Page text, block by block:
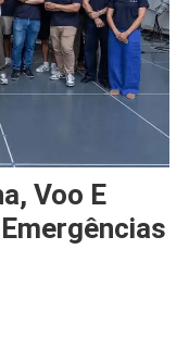
Voo E